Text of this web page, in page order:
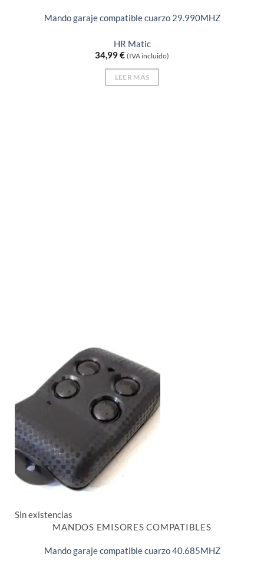
Mando garaje compatible cuarzo 29.990MHZ
HR Matic
34,99€ (IVA incluido)
LEER MÁS
Sin existencias
MANDOS EMISORES COMPATIBLES
Mando garaje compatible cuarzo 40.685MHZ